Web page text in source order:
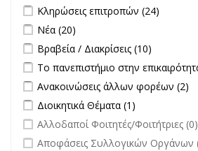
Apply Κληρώσεις επιτροπών filter
Κληρώσεις επιτροπών (24)
Apply Νέα filter
Νέα (20)
Apply Βραβεία / Διακρίσεις filter
Βραβεία / Διακρίσεις (10)
Apply Το πανεπιστήμιο στην
Το πανεπιστήμιο στην
Apply Ανακοινώσεις άλλων
Ανακοινώσεις άλλων φορέων (2)
Apply Διοικητικά Θέματα filter
Διοικητικά Θέματα (1)
undefined
Αλλοδαποί Φοιτητές/Φοιτήτριες (0)
undefined
Αποφάσεις Συλλογικών Οργάνων